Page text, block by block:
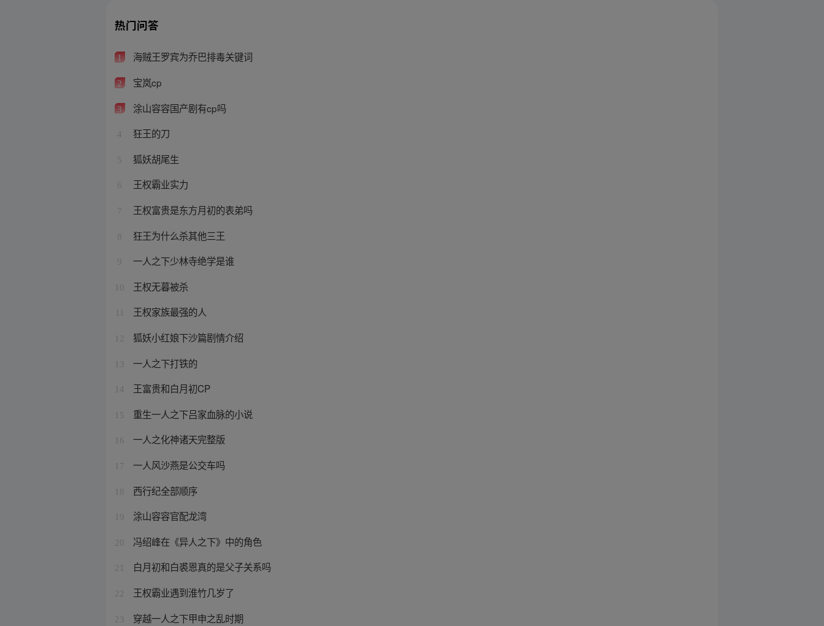
热门问答
1 海贼王罗宾为乔巴排毒关键词
2 宝岚cp
3 涂山容容国产剧有cp吗
4 狂王的刀
5 狐妖胡尾生
6 王权霸业实力
7 王权富贵是东方月初的表弟吗
8 狂王为什么杀其他三王
9 一人之下少林寺绝学是谁
10 王权无暮被杀
王权家族最强的人
12 狐妖小红娘下沙篇剧情介绍
13 一人之下打铁的
14 王富贵和白月初CP
15 重生一人之下吕家血脉的小说
16 一人之化神诸天完整版
17 一人风沙燕是公交车吗
18 西行纪全部顺序
19 涂山容容官配龙湾
20 冯绍峰在《异人之下》中的角色
21 白月初和白裘恩真的是父子关系吗
22 王权霸业遇到淮竹几岁了
23 穿越一人之下甲申之乱时期